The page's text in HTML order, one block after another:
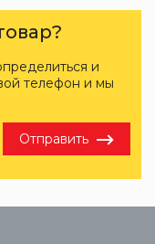
и
телефон и мы
Отправить